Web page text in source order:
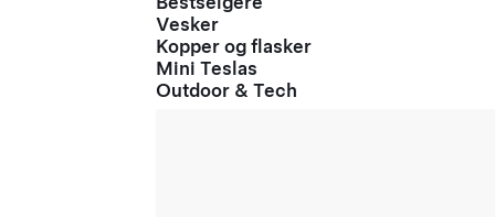
Vesker
Kopper og flasker
Mini Teslas
Outdoor & Tech